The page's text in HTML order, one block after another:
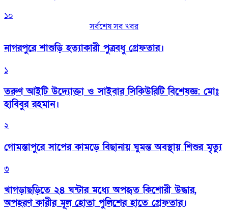
১০
সর্বশেষ সব খবর
নাগরপুরে শাশুড়ি হত্যাকারী পুত্রবধু গ্রেফতার।
১
তরুণ আইটি উদ্যোক্তা ও সাইবার সিকিউরিটি বিশেষজ্ঞ: মোঃ
হাবিবুর রহমান।
২
গোমস্তাপুরে সাপের কামড়ে বিছানায় ঘুমন্ত অবস্থায় শিশুর মৃত্যু
৩
খাগড়াছড়িতে ২৪ ঘন্টার মধ্যে অপহৃত কিশোরী উদ্ধার,
অপহরণ কারীর মূল হোতা পুলিশের হাতে গ্রেফতার।